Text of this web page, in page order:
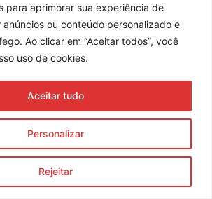
para aprimorar sua experiência de
ou conteúdo personalizado e
Ao clicar em “Aceitar todos”, você
uso de cookies.
Personalizar
Rejeitar
Aceitar tudo
Enviar
Forte. Todos os direitos reservados
de Privacidade e Termos de Uso